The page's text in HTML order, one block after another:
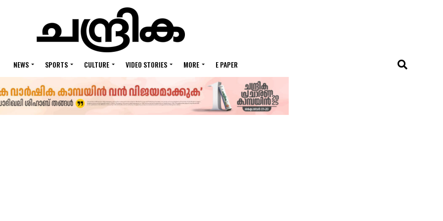
NEWS SPORTS CULTURE VIDEO STORIES MORE E PAPER